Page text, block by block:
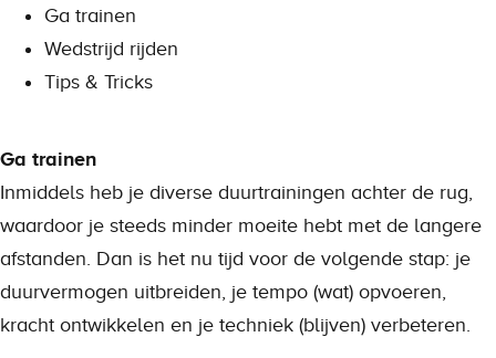
Ga trainen
Wedstrijd rijden
Tips & Tricks
Ga trainen
Inmiddels heb je diverse duurtrainingen achter de rug,
waardoor je steeds minder moeite hebt met de langere
afstanden. Dan is het nu tijd voor de volgende stap: je
duurvermogen uitbreiden, je tempo (wat) opvoeren,
kracht ontwikkelen en je techniek (blijven) verbeteren.